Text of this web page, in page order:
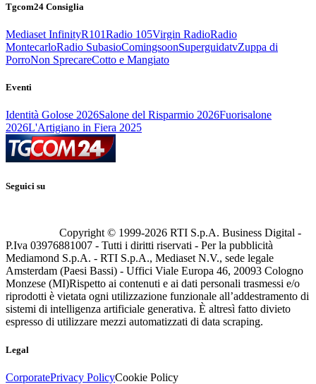
Tgcom24 Consiglia
Mediaset InfinityR101Radio 105Virgin RadioRadio
MontecarloRadio SubasioComingsoonSuperguidatvZuppa di
PorroNon SprecareCotto e Mangiato
Eventi
Identità Golose 2026Salone del Risparmio 2026Fuorisalone
2026L'Artigiano in Fiera 2025
Seguici su
Copyright © 1999-2026 RTI S.p.A. Business Digital -
P.Iva 03976881007 - Tutti i diritti riservati - Per la pubblicità
Mediamond S.p.A. - RTI S.p.A., Mediaset N.V., sede legale
Amsterdam (Paesi Bassi) - Uffici Viale Europa 46, 20093 Cologno
Monzese (MI)Rispetto ai contenuti e ai dati personali trasmessi e/o
riprodotti è vietata ogni utilizzazione funzionale all’addestramento di
sistemi di intelligenza artificiale generativa. È altresì fatto divieto
espresso di utilizzare mezzi automatizzati di data scraping.
Legal
CorporatePrivacy PolicyCookie Policy